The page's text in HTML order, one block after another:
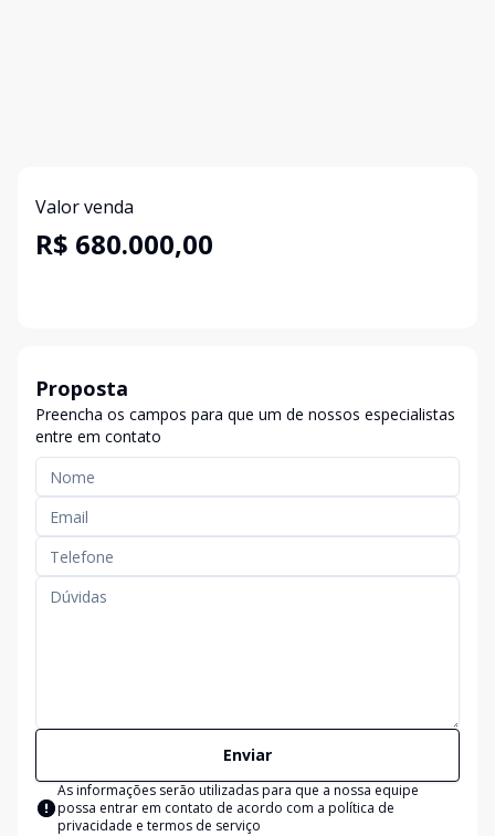
Valor venda
R$ 680.000,00
Proposta
Preencha os campos para que um de nossos especialistas
entre em contato
Enviar
As informações serão utilizadas para que a nossa equipe
possa entrar em contato de acordo com a política de
privacidade e termos de serviço